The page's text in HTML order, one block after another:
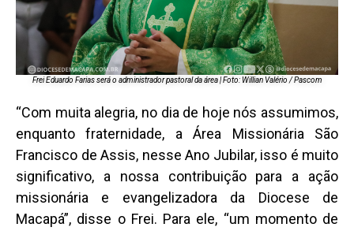
Frei Eduardo Farias será o administrador pastoral da área | Foto: Willian Valério / Pascom
“Com muita alegria, no dia de hoje nós assumimos,
enquanto fraternidade, a Área Missionária São
Francisco de Assis, nesse Ano Jubilar, isso é muito
significativo, a nossa contribuição para a ação
missionária e evangelizadora da Diocese de
Macapá”, disse o Frei. Para ele, “um momento de